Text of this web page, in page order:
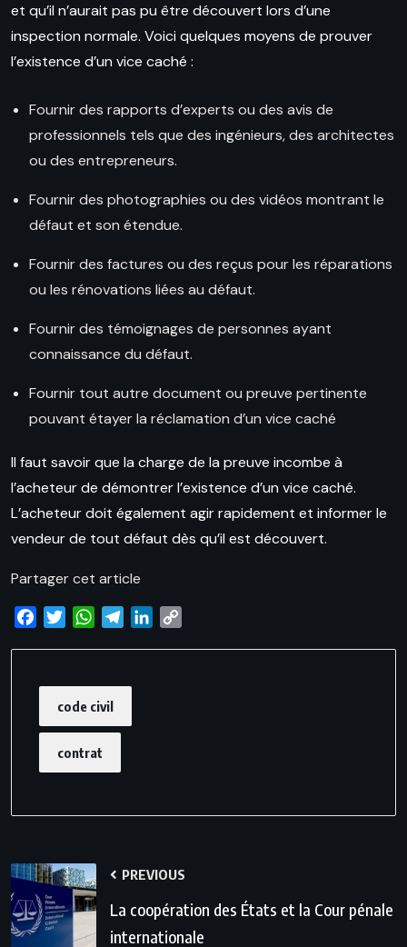
et qu’il n’aurait pas pu être découvert lors d’une
inspection normale. Voici quelques moyens de prouver
l’existence d’un vice caché :
Fournir des rapports d’experts ou des avis de
professionnels tels que des ingénieurs, des architectes
ou des entrepreneurs.
Fournir des photographies ou des vidéos montrant le
défaut et son étendue.
Fournir des factures ou des reçus pour les réparations
ou les rénovations liées au défaut.
Fournir des témoignages de personnes ayant
connaissance du défaut.
Fournir tout autre document ou preuve pertinente
pouvant étayer la réclamation d’un vice caché
Il faut savoir que la charge de la preuve incombe à
l’acheteur de démontrer l’existence d’un vice caché.
L’acheteur doit également agir rapidement et informer le
vendeur de tout défaut dès qu’il est découvert.
Partager cet article
FacebookTwitterWhatsApp
TelegramLinkedIn
code civil
contrat
PREVIOUS
La coopération des États et la Cour pénale
internationale